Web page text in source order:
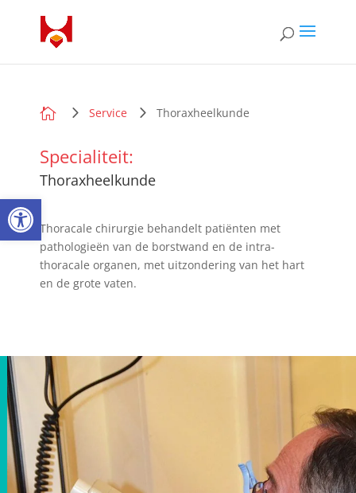
Open toolbar
 Service Thoraxheelkunde
Specialiteit:
Thoraxheelkunde
Thoracale chirurgie behandelt patiënten met
pathologieën van de borstwand en de intra-
thoracale organen, met uitzondering van het hart
en de grote vaten.